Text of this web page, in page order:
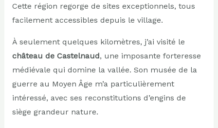
Cette région regorge de sites exceptionnels, tous
facilement accessibles depuis le village.
À seulement quelques kilomètres, j’ai visité le
château de Castelnaud, une imposante forteresse
médiévale qui domine la vallée. Son musée de la
guerre au Moyen Âge m’a particulièrement
intéressé, avec ses reconstitutions d’engins de
siège grandeur nature.